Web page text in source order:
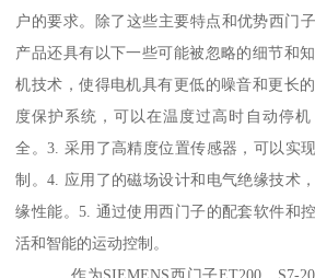
户的要求。除了这些主要特点和优势西门
产品还具有以下一些可能被忽略的细节和
机技术，使得电机具有更低的噪音和更长
度保护系统，可以在温度过高时自动停
全。3. 采用了高精度位置传感器，可以实
制。4. 应用了的磁场设计和电气绝缘技术
缘性能。5. 通过使用西门子的配套软件和
活和智能的运动控制。